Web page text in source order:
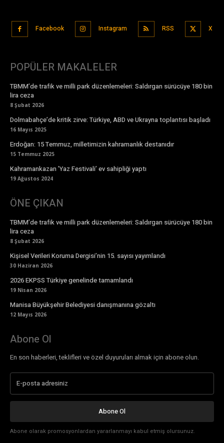
Facebook Instagram RSS X
POPÜLER MAKALELER
TBMM’de trafik ve milli park düzenlemeleri: Saldırgan sürücüye 180 bin
lira ceza
8 Şubat 2026
Dolmabahçe’de kritik zirve: Türkiye, ABD ve Ukrayna toplantısı başladı
16 Mayıs 2025
Erdoğan: 15 Temmuz, milletimizin kahramanlık destanıdır
15 Temmuz 2025
Kahramankazan ’Yaz Festivali’ ev sahipliği yaptı
19 Ağustos 2024
ÖNE ÇIKAN
TBMM’de trafik ve milli park düzenlemeleri: Saldırgan sürücüye 180 bin
lira ceza
8 Şubat 2026
Kişisel Verileri Koruma Dergisi’nin 15. sayısı yayımlandı
30 Haziran 2026
2026 EKPSS Türkiye genelinde tamamlandı
19 Nisan 2026
Manisa Büyükşehir Belediyesi danışmanına gözaltı
12 Mayıs 2026
Abone Ol
En son haberleri, teklifleri ve özel duyuruları almak için abone olun.
Abone Ol
Abone olarak promosyonlardan yararlanmayı kabul etmiş olursunuz.